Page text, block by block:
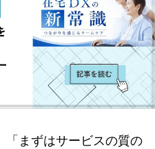
「まずはサービスの質の